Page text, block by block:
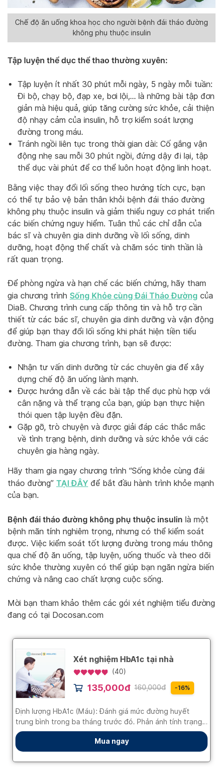
Chế độ ăn uống khoa học cho người bệnh đái tháo đường
không phụ thuộc insulin
Tập luyện thể dục thể thao thường xuyên:
Tập luyện ít nhất 30 phút mỗi ngày, 5 ngày mỗi tuần:
Đi bộ, chạy bộ, đạp xe, bơi lội,… là những bài tập đơn
giản mà hiệu quả, giúp tăng cường sức khỏe, cải thiện
độ nhạy cảm của insulin, hỗ trợ kiểm soát lượng
đường trong máu.
Tránh ngồi liên tục trong thời gian dài: Cố gắng vận
động nhẹ sau mỗi 30 phút ngồi, đứng dậy đi lại, tập
thể dục vài phút để cơ thể luôn hoạt động linh hoạt.
Bằng việc thay đổi lối sống theo hướng tích cực, bạn
có thể tự bảo vệ bản thân khỏi bệnh đái tháo đường
không phụ thuộc insulin và giảm thiểu nguy cơ phát triển
các biến chứng nguy hiểm. Tuân thủ các chỉ dẫn của
bác sĩ và chuyên gia dinh dưỡng về lối sống, dinh
dưỡng, hoạt động thể chất và chăm sóc tinh thần là
rất quan trọng.
Để phòng ngừa và hạn chế các biến chứng, hãy tham
gia chương trình Sống Khỏe cùng Đái Tháo Đường của
DiaB. Chương trình cung cấp thông tin và hỗ trợ cần
thiết từ các bác sĩ, chuyên gia dinh dưỡng và vận động
để giúp bạn thay đổi lối sống khi phát hiện tiền tiểu
đường. Tham gia chương trình, bạn sẽ được:
Nhận tư vấn dinh dưỡng từ các chuyên gia để xây
dựng chế độ ăn uống lành mạnh.
Được hướng dẫn về các bài tập thể dục phù hợp với
cân nặng và thể trạng của bạn, giúp bạn thực hiện
thói quen tập luyện đều đặn.
Gặp gỡ, trò chuyện và được giải đáp các thắc mắc
về tình trạng bệnh, dinh dưỡng và sức khỏe với các
chuyên gia hàng ngày.
Hãy tham gia ngay chương trình “Sống khỏe cùng đái
tháo đường” TẠI ĐÂY để bắt đầu hành trình khỏe mạnh
của bạn.
Bệnh đái tháo đường không phụ thuộc insulin là một
bệnh mãn tính nghiêm trọng, nhưng có thể kiểm soát
được. Việc kiểm soát tốt lượng đường trong máu thông
qua chế độ ăn uống, tập luyện, uống thuốc và theo dõi
sức khỏe thường xuyên có thể giúp bạn ngăn ngừa biến
chứng và nâng cao chất lượng cuộc sống.
Mời bạn tham khảo thêm các gói xét nghiệm tiểu đường
đang có tại Docosan.com